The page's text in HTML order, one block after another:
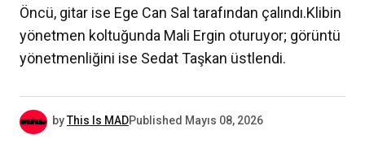
Öncü, gitar ise Ege Can Sal tarafından çalındı.Klibin
yönetmen koltuğunda Mali Ergin oturuyor; görüntü
yönetmenliğini ise Sedat Taşkan üstlendi.
byThis Is MADPublished Mayıs 08, 2026